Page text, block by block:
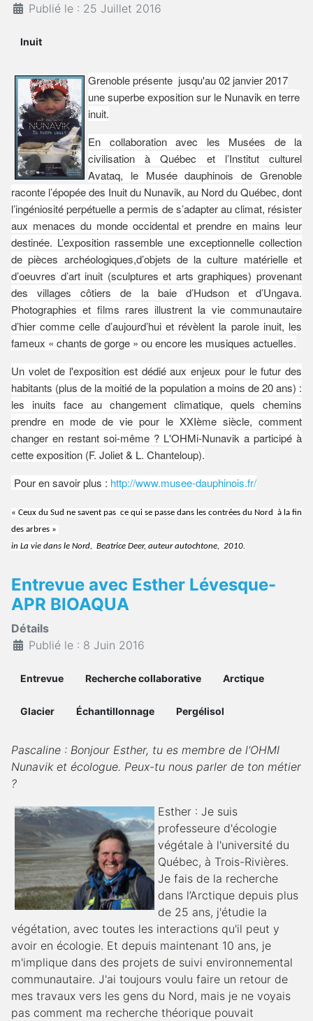
Publié le : 25 Juillet 2016
Inuit
Grenoble présente jusqu'au 02 janvier 2017
une superbe exposition sur le Nunavik en terre
inuit.
En collaboration avec les Musées de la
civilisation à Québec et l’Institut culturel
Avataq, le Musée dauphinois de Grenoble
raconte l’épopée des Inuit du Nunavik, au Nord du Québec, dont
l’ingéniosité perpétuelle a permis de s’adapter au climat, résister
aux menaces du monde occidental et prendre en mains leur
destinée. L’exposition rassemble une exceptionnelle collection
de pièces archéologiques,d’objets de la culture matérielle et
d’oeuvres d’art inuit (sculptures et arts graphiques) provenant
des villages côtiers de la baie d’Hudson et d’Ungava.
Photographies et films rares illustrent la vie communautaire
d’hier comme celle d’aujourd’hui et révèlent la parole inuit, les
fameux « chants de gorge » ou encore les musiques actuelles.
Un volet de l'exposition est dédié aux enjeux pour le futur des
habitants (plus de la moitié de la population a moins de 20 ans) :
les inuits face au changement climatique, quels chemins
prendre en mode de vie pour le XXIème siècle, comment
changer en restant soi-même ? L'OHMi-Nunavik a participé à
cette exposition (F. Joliet & L. Chanteloup).
Pour en savoir plus : http://www.musee-dauphinois.fr/
« Ceux du Sud ne savent pas ce qui se passe dans les contrées du Nord à la fin
des arbres »
in La vie dans le Nord, Beatrice Deer, auteur autochtone, 2010.
Entrevue avec Esther Lévesque-
APR BIOAQUA
Détails
Publié le : 8 Juin 2016
Entrevue Recherche collaborative Arctique
Glacier Échantillonnage Pergélisol
Pascaline : Bonjour Esther, tu es membre de l'OHMI
Nunavik et écologue. Peux-tu nous parler de ton métier
?
Esther : Je suis
professeure d'écologie
végétale à l'université du
Québec, à Trois-Rivières.
Je fais de la recherche
dans l’Arctique depuis plus
de 25 ans, j'étudie la
végétation, avec toutes les interactions qu'il peut y
avoir en écologie. Et depuis maintenant 10 ans, je
m'implique dans des projets de suivi environnemental
communautaire. J'ai toujours voulu faire un retour de
mes travaux vers les gens du Nord, mais je ne voyais
pas comment ma recherche théorique pouvait